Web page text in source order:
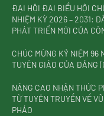
ĐẠI HỘI ĐẠI BIỂU HỘI
NHIỆM KỲ 2026 – 2031:
PHÁT TRIỂN MỚI CỦA
CHÚC MỪNG KỶ NIỆM 96
TUYÊN GIÁO CỦA ĐẢNG
NÂNG CAO NHẬN THỨC
TỪ TUYÊN TRUYỀN VỀ
PHÁO